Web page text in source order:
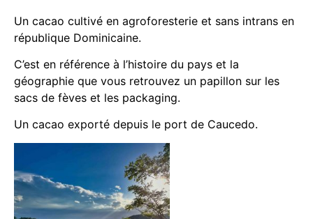
Un cacao cultivé en agroforesterie et sans intrans en
république Dominicaine.
C’est en référence à l’histoire du pays et la
géographie que vous retrouvez un papillon sur les
sacs de fèves et les packaging.
Un cacao exporté depuis le port de Caucedo.